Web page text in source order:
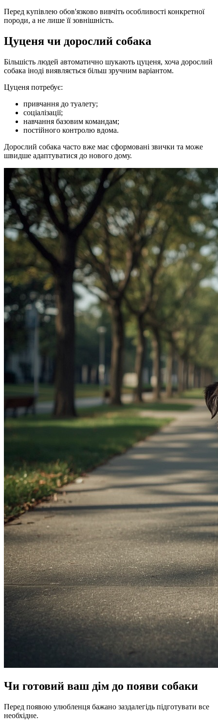
Перед купівлею обов'язково вивчіть особливості конкретної
породи, а не лише її зовнішність.
Цуценя чи дорослий собака
Більшість людей автоматично шукають цуценя, хоча дорослий
собака іноді виявляється більш зручним варіантом.
Цуценя потребує:
привчання до туалету;
соціалізації;
навчання базовим командам;
постійного контролю вдома.
Дорослий собака часто вже має сформовані звички та може
швидше адаптуватися до нового дому.
Чи готовий ваш дім до появи собаки
Перед появою улюбленця бажано заздалегідь підготувати все
необхідне.